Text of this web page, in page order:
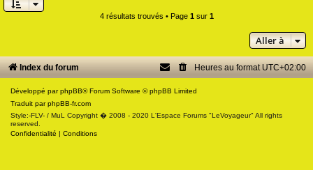
e
4 résultats trouvés • Page 1sur 1
Aller à
Index du forum Heures au format UTC+02:00
Développé parphpBB® Forum Software © phpBB Limited
Traduit parphpBB-fr.com
Style:-FLV- / MuL Copyright � 2008 - 2020 L'Espace Forums "LeVoyageur" All rights
reserved.
Confidentialité
Conditions